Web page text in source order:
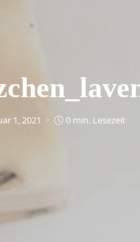
1, 2021 0 min. Lesezeit